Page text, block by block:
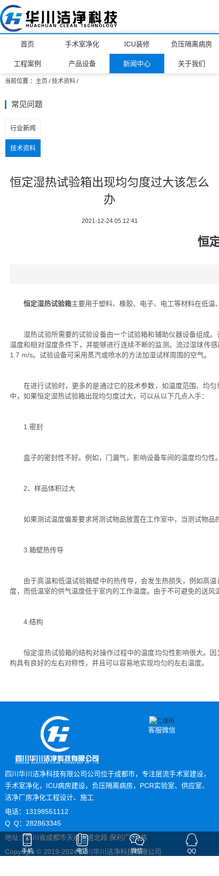
首页 手术室净化 ICU装修 负压隔离病房
工程案例 产品设备 新闻中心 关于我们
当前位置 ： 主页 /技术资料 /
常见问题
行业新闻
技术资料
恒定湿热试验箱出现均匀度过大该怎么
办
2021-12-24 05:12:41
恒
恒定湿热试验箱主要用于塑料、橡胶、电子、电工等材料在低
湿热试验所需要的试验设备由一个试验箱和辅助仪器设备组成。
温度和相对湿度条件下，并能够进行连续不断的监测。流过湿球传
1.7 m/s。试验设备可采用蒸汽或喷水的方法加湿试样周围的空气。
在进行试验时，更多的是通过它的技术参数，如温度范围、均匀
中，如果恒定湿热试验箱出现均匀度过大，可以从以下几点入手：
1.密封
盒子的密封性不好。例如，门漏气，影响设备车间的温度均匀性
2、样品体积过大
如果测试温度偏差要求将测试物品放置在工作室中，当测试物品
3.箱壁热传导
由于高温和低温试验箱壁中的热传导，会发生热损失，例如高温
度，而低温室的供气温度低于室内的工作温度。由于不可避免的送风
4.结构
恒定湿热试验箱的结构对操作过程中的温度均匀性影响很大。因
构具有良好的左右对称性，并且可以容易地实现均匀的左右温度。
客服微信
四川华川洁净科技有限公司公司位于成都市，专注层流手术室建设，
手术室净化，ICU病房建设，负压隔离病房，PCR实验室、供应室、
洁净厂房净化工程设计、施工
电话：13198551112
Q Q：282863345
地址：四川省成都市天府大道北段.保利广场3栋
Copyright © 2019-2024 四川华川洁净科技有限公司
手机 电话 微信 QQ